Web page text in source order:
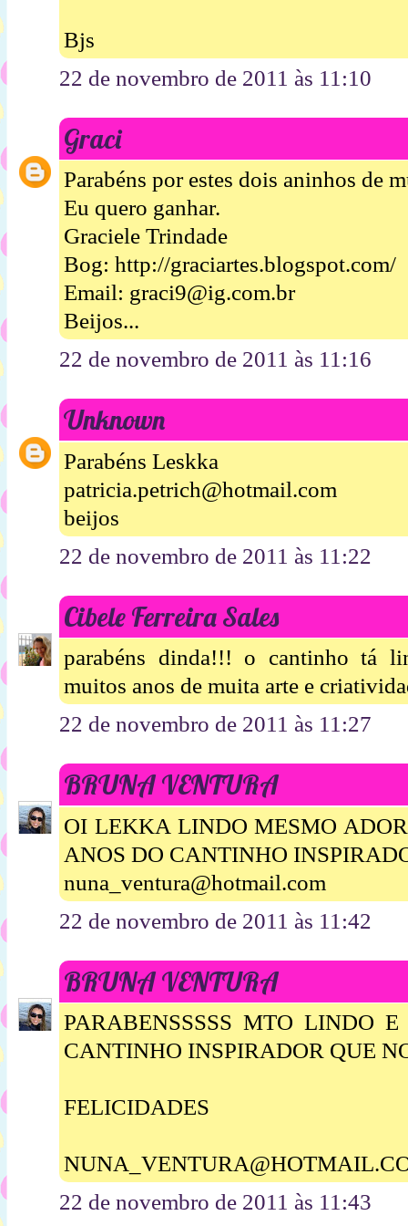
Bjs
22 de novembro de 2011 às 11:10
Graci
Parabéns por estes dois aninhos de
Eu quero ganhar.
Graciele Trindade
Bog: http://graciartes.blogspot.com/
Email: graci9@ig.com.br
Beijos...
22 de novembro de 2011 às 11:16
Unknown
Parabéns Leskka
patricia.petrich@hotmail.com
beijos
22 de novembro de 2011 às 11:22
Cibele Ferreira Sales
parabéns dinda!!! o cantinho tá
muitos anos de muita arte e
22 de novembro de 2011 às 11:27
BRUNA VENTURA
OI LEKKA LINDO MESMO
ANOS DO CANTINHO
nuna_ventura@hotmail.com
22 de novembro de 2011 às 11:42
BRUNA VENTURA
PARABENSSSSS MTO LINDO
CANTINHO INSPIRADOR QUE
FELICIDADES
22 de novembro de 2011 às 11:43